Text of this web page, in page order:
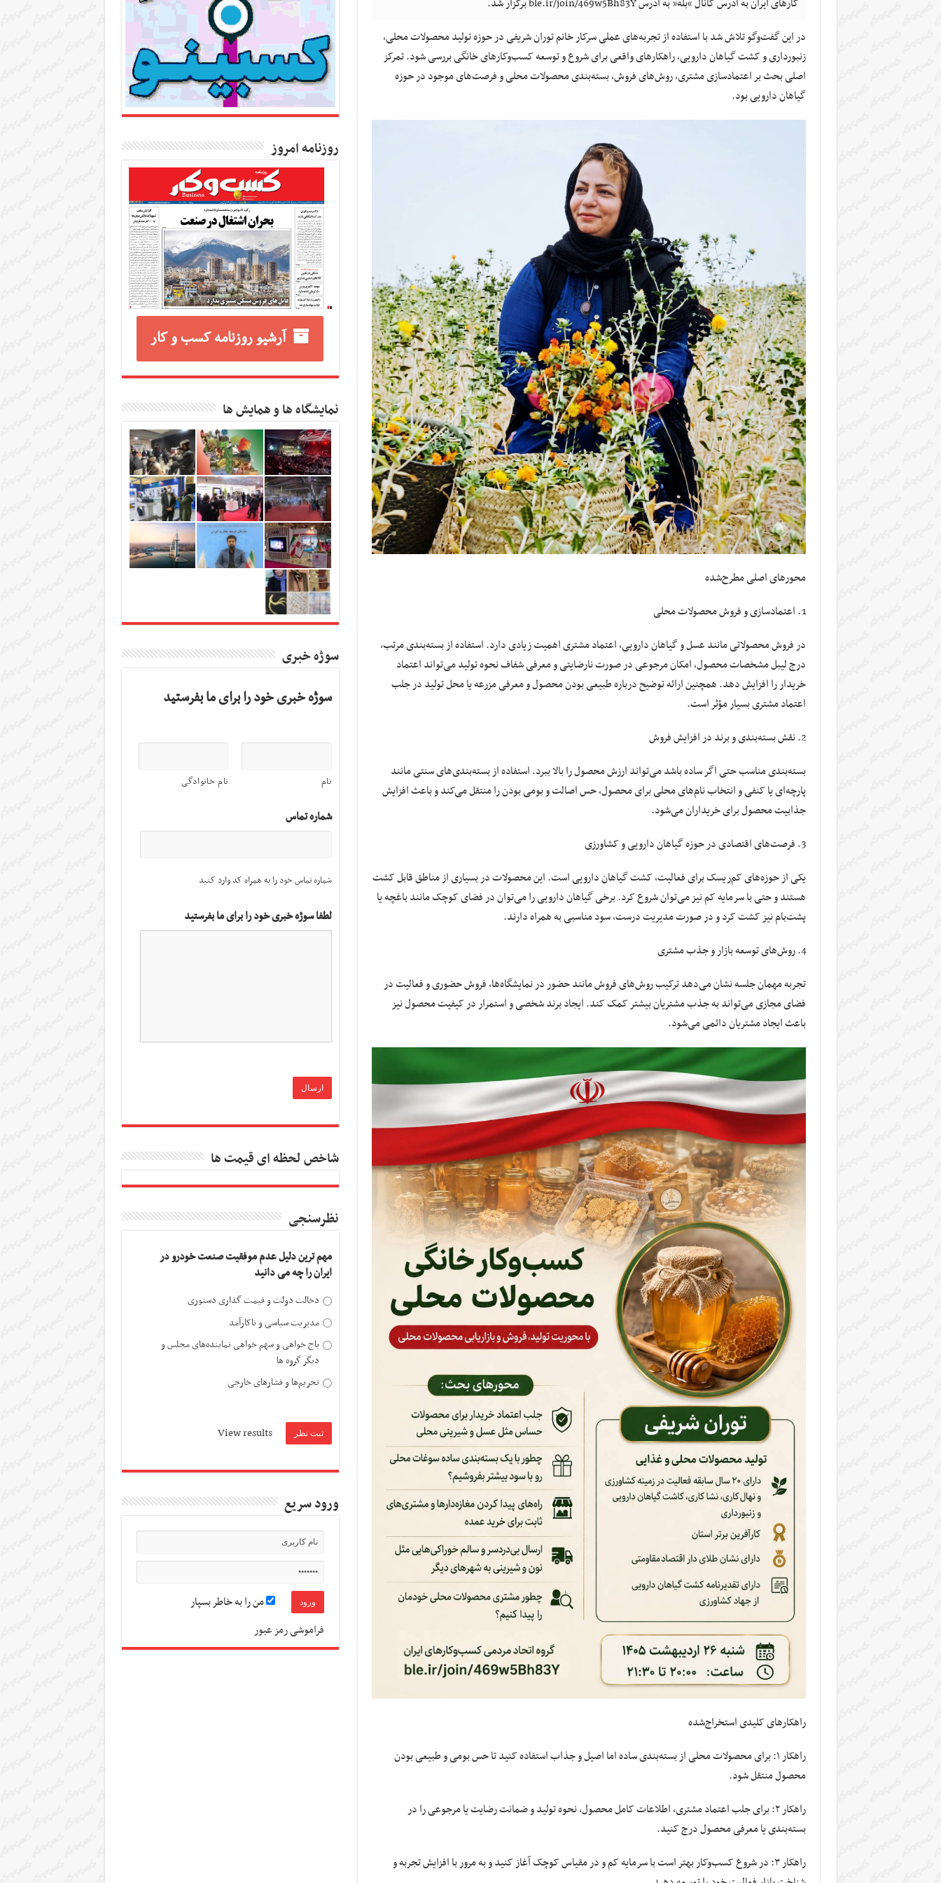
در این گفت‌وگو تلاش شد با استفاده از تجربه‌های عملی سرکار خانم توران شریفی در حوزه تولید محصولات محلی،
زنبورداری و کشت گیاهان دارویی، راهکارهای واقعی برای شروع و توسعه کسب‌وکارهای خانگی بررسی شود. تمرکز
اصلی بحث بر اعتمادسازی مشتری، روش‌های فروش، بسته‌بندی محصولات محلی و فرصت‌های موجود در حوزه
گیاهان دارویی بود.
محورهای اصلی مطرح‌شده
اعتمادسازی و فروش محصولات محلی
در فروش محصولاتی مانند عسل و گیاهان دارویی، اعتماد مشتری اهمیت زیادی دارد. استفاده از بسته‌بندی مرتب،
درج لیبل مشخصات محصول، امکان مرجوعی در صورت نارضایتی و معرفی شفاف نحوه تولید می‌تواند اعتماد
خریدار را افزایش دهد. همچنین ارائه توضیح درباره طبیعی بودن محصول و معرفی مزرعه یا محل تولید در جلب
اعتماد مشتری بسیار مؤثر است.
نقش بسته‌بندی و برند در افزایش فروش
بسته‌بندی مناسب حتی اگر ساده باشد می‌تواند ارزش محصول را بالا ببرد. استفاده از بسته‌بندی‌های سنتی مانند
پارچه‌ای یا کنفی و انتخاب نام‌های محلی برای محصول، حس اصالت و بومی بودن را منتقل می‌کند و باعث افزایش
جذابیت محصول برای خریداران می‌شود.
فرصت‌های اقتصادی در حوزه گیاهان دارویی و کشاورزی
یکی از حوزه‌های کم‌ریسک برای فعالیت، کشت گیاهان دارویی است. این محصولات در بسیاری از مناطق قابل کشت
هستند و حتی با سرمایه کم نیز می‌توان شروع کرد. برخی گیاهان دارویی را می‌توان در فضای کوچک مانند باغچه یا
پشت‌بام نیز کشت کرد و در صورت مدیریت درست، سود مناسبی به همراه دارند.
روش‌های توسعه بازار و جذب مشتری
تجربه مهمان جلسه نشان می‌دهد ترکیب روش‌های فروش مانند حضور در نمایشگاه‌ها، فروش حضوری و فعالیت در
فضای مجازی می‌تواند به جذب مشتریان بیشتر کمک کند. ایجاد برند شخصی و استمرار در کیفیت محصول نیز
باعث ایجاد مشتریان دائمی می‌شود.
راهکارهای کلیدی استخراج‌شده
راهکار ۱: برای محصولات محلی از بسته‌بندی ساده اما اصیل و جذاب استفاده کنید تا حس بومی و طبیعی بودن
محصول منتقل شود.
راهکار ۲: برای جلب اعتماد مشتری، اطلاعات کامل محصول، نحوه تولید و ضمانت رضایت یا مرجوعی را در
بسته‌بندی یا معرفی محصول درج کنید.
راهکار ۳: در شروع کسب‌وکار بهتر است با سرمایه کم و در مقیاس کوچک آغاز کنید و به مرور با افزایش تجربه و
روزنامه امروز
آرشیو روزنامه کسب و کار
نمایشگاه ها و همایش ها
سوژه خبری
سوژه خبری خود را برای ما بفرستید
نام نام خانوادگی
شماره تماس
شماره تماس خود را به همراه کد وارد کنید
لطفا سوژه خبری خود را برای ما بفرستید
شاخص لحظه ای قیمت ها
نظرسنجی
مهم ترین دلیل عدم موفقیت صنعت خودرو در
ایران را چه می دانید
دخالت دولت و قیمت گذاری دستوری
مدیریت سیاسی و ناکارآمد
باج خواهی و سهم خواهی نماینده‌های مجلس و
دیگر گروه ها
تحریم‌ها و فشارهای خارجی
View results
ورود سریع
من را به خاطر بسپار
فراموشی رمز عبور